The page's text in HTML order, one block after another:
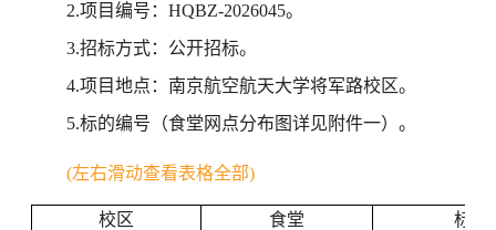
2.项目编号：HQBZ-2026045。
3.招标方式：公开招标。
4.项目地点：南京航空航天大学将军路校区。
5.标的编号（食堂网点分布图详见附件一）。
(左右滑动查看表格全部)
校区 食堂 标的